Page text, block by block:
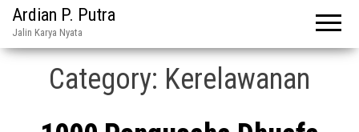
Ardian P. Putra
Jalin Karya Nyata
Category: Kerelawanan